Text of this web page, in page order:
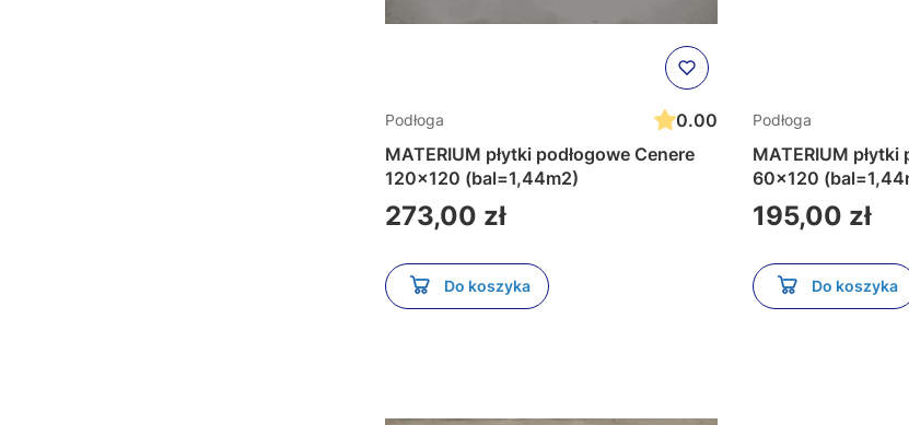
Podłoga
0.00
MATERIUM płytki podłogowe Cenere
120x120 (bal=1,44m2)
Cena
273,00 zł
Do koszyka
Podłoga
MATERIUM płytki
60x120
Cena
195,00 zł
Do koszyka